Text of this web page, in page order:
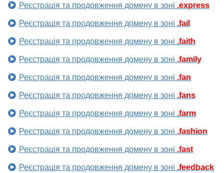
Реєстрація та продовження домену в зоні .express
Реєстрація та продовження домену в зоні .fail
Реєстрація та продовження домену в зоні .faith
Реєстрація та продовження домену в зоні .family
Реєстрація та продовження домену в зоні .fan
Реєстрація та продовження домену в зоні .fans
Реєстрація та продовження домену в зоні .farm
Реєстрація та продовження домену в зоні .fashion
Реєстрація та продовження домену в зоні .fast
Реєстрація та продовження домену в зоні .feedback